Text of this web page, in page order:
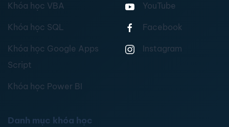
Khóa học VBA
Khóa học SQL
Khóa học Google Apps
Script
Khóa học Power BI
YouTube
Facebook
Instagram
Danh mục khóa học